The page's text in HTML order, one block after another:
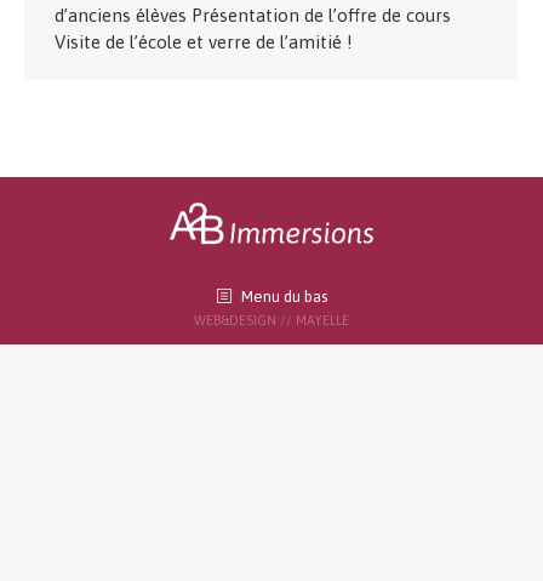
d’anciens élèves Présentation de l’offre de cours
Visite de l’école et verre de l’amitié !
Menu du bas
WEB&DESIGN // MAYELLE